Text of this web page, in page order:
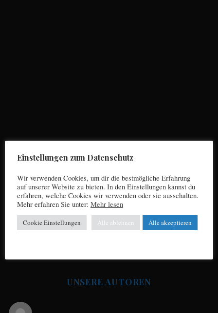
Impressum
UNSERE AUTOREN
c
f
o
r
:
Einstellungen zum Datenschutz
Wir verwenden Cookies, um dir die bestmögliche Erfahrung
auf unserer Website zu bieten. In den Einstellungen kannst du
erfahren, welche Cookies wir verwenden oder sie ausschalten.
Mehr erfahren Sie unter: Mehr lesen
Cookie Einstellungen Alle ablehnen Alle akzeptieren